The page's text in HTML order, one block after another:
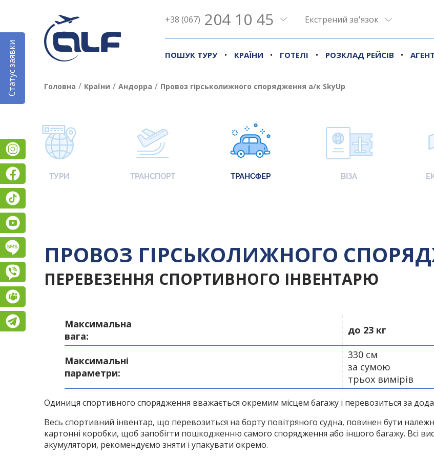
+38 (067) 204 10 45 Екстрений зв'язок
ПОШУК ТУРУ • КРАЇНИ • ГОТЕЛІ • РОЗКЛАД РЕЙСІВ •
Статус заявки
Instagram
Facebook
Підписатися на SMS розсилку
Viber
Головна / Країни / Андорра / Провоз гірськолижного спорядження а/к SkyUp
ТУРИ ТРАНСПОРТ ТРАНСФЕР ВІЗА
ПРОВОЗ ГІРСЬКОЛИЖНОГО
ПЕРЕВЕЗЕННЯ СПОРТИВНОГО ІНВЕНТАРЮ
Максимальна
вага:
до 23 кг
Максимальні
параметри:
330 см
за сумою
трьох вимірів
Одиниця спортивного спорядження вважається окремим місцем багажу і перевозиться за
Весь спортивний інвентар, що перевозиться на борту повітряного судна, повинен бути
картонні коробки, щоб запобігти пошкодженню самого спорядження або іншого багажу. Всі
акумулятори, рекомендуємо зняти і упакувати окремо.